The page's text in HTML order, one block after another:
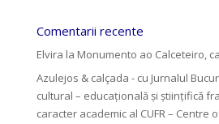
Comentarii recente
Elvira la Monumento ao Calceteiro,
Azulejos & calçada - cu Jurnalul
cultural – educațională și științifică
caracter academic al CUFR – Centre